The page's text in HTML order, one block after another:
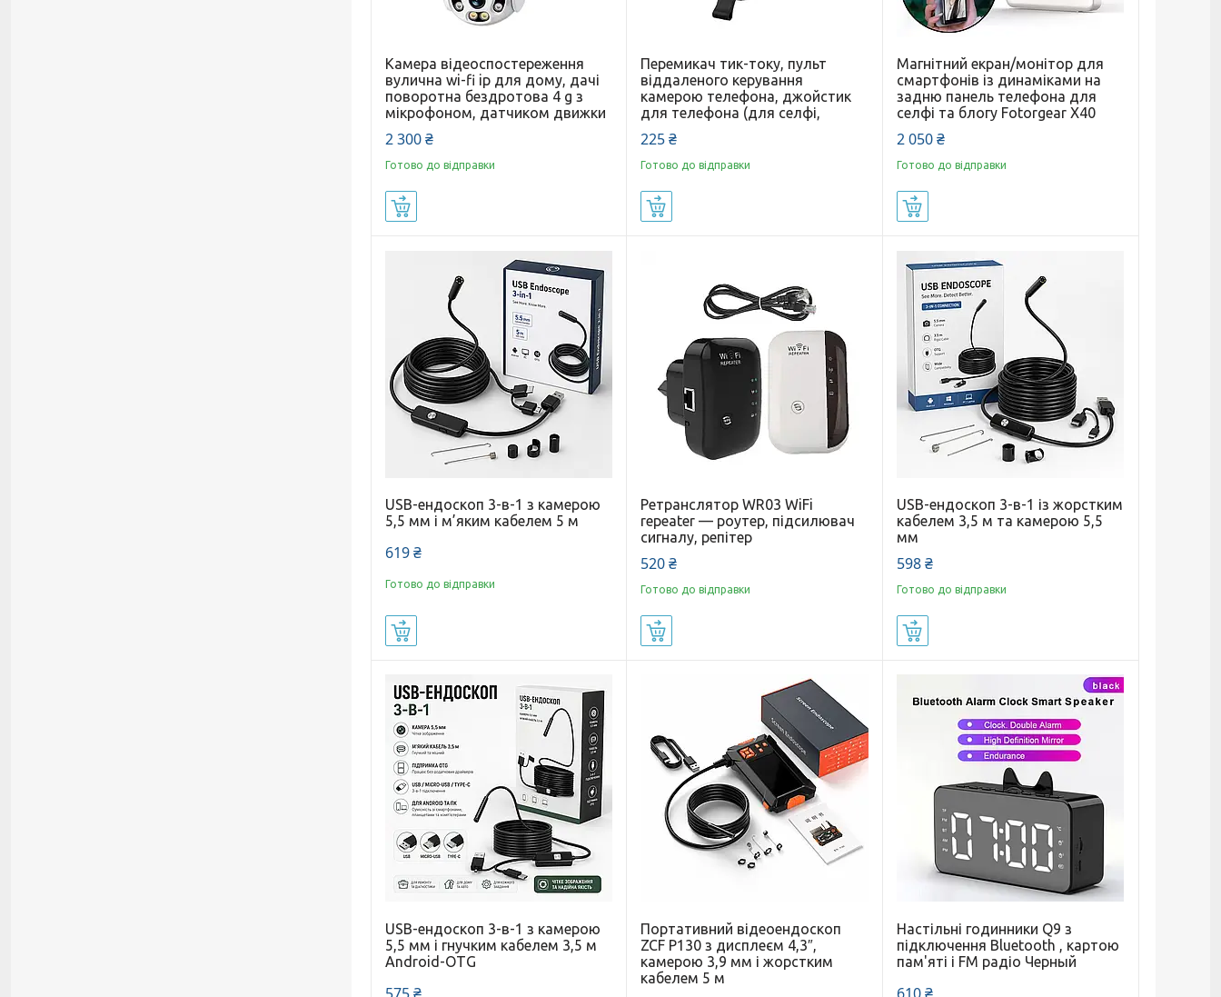
Камера відеоспостереження
вулична wi-fi ip для дому, дачі
поворотна бездротова 4 g з
мікрофоном, датчиком движки
2 300 ₴
Готово до відправки
Перемикач тик-току, пульт
віддаленого керування
камерою телефона, джойстик
для телефона (для селфі,
225 ₴
Готово до відправки
Магнітний екран/монітор для
смартфонів із динаміками на
задню панель телефона для
селфі та блогу Fotorgear X40
2 050 ₴
Готово до відправки
USB-ендоскоп 3-в-1 з камерою
5,5 мм і м’яким кабелем 5 м
619 ₴
Готово до відправки
Ретранслятор WR03 WiFi
repeater — роутер, підсилювач
сигналу, репітер
520 ₴
Готово до відправки
USB-ендоскоп 3-в-1 із жорстким
кабелем 3,5 м та камерою 5,5
мм
598 ₴
Готово до відправки
USB-ендоскоп 3-в-1 з камерою
5,5 мм і гнучким кабелем 3,5 м
Android-OTG
Портативний відеоендоскоп
ZCF P130 з дисплеєм 4,3″,
камерою 3,9 мм і жорстким
кабелем 5 м
Настільні годинники Q9 з
підключення Bluetooth , картою
пам'яті і FM радіо Черный